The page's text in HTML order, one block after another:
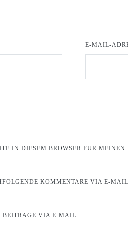
E-MAIL-
IN DIESEM BROWSER FÜR
KOMMENTARE VIA E-
BEITRÄGE VIA E-MAIL.